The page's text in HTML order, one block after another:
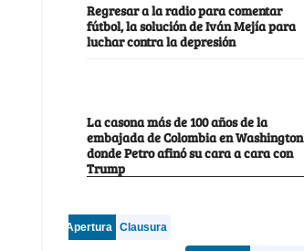
Regresar a la radio para comentar
fútbol, la solución de Iván Mejía para
luchar contra la depresión
La casona más de 100 años de la
embajada de Colombia en Washington
donde Petro afinó su cara a cara con
Trump
Apertura Clausura